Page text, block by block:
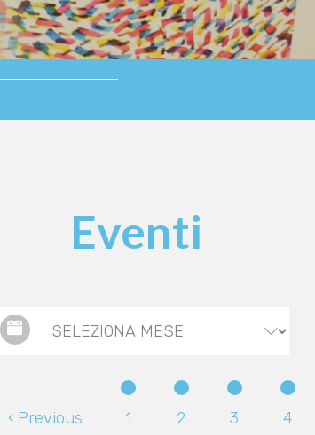
Eventi
Pagina
‹ Previous Page
1 Page
2 Page
3 Page
4